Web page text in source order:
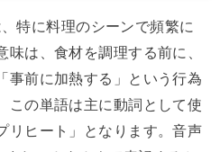
特に料理のシーンで頻繁に
味は、食材を調理する前に、
事前に加熱する」という行為
この単語は主に動詞として使
リヒート」となります。音声